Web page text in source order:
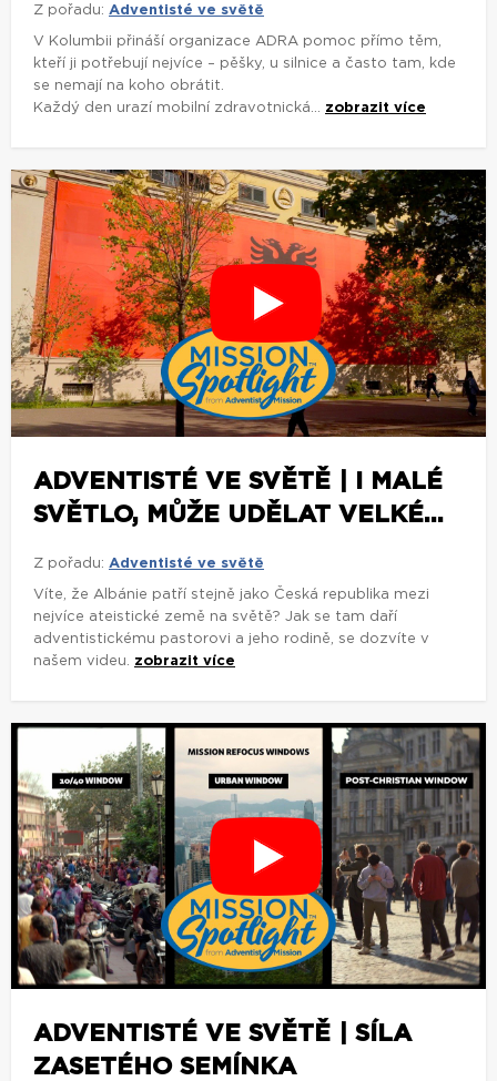
Z pořadu: Adventisté ve světě
V Kolumbii přináší organizace ADRA pomoc přímo těm,
kteří ji potřebují nejvíce – pěšky, u silnice a často tam, kde
se nemají na koho obrátit.
Každý den urazí mobilní zdravotnická... zobrazit více
ADVENTISTÉ VE SVĚTĚ | I MALÉ
SVĚTLO, MŮŽE UDĚLAT VELKÉ...
Z pořadu: Adventisté ve světě
Víte, že Albánie patří stejně jako Česká republika mezi
nejvíce ateistické země na světě? Jak se tam daří
adventistickému pastorovi a jeho rodině, se dozvíte v
našem videu. zobrazit více
ADVENTISTÉ VE SVĚTĚ | SÍLA
ZASETÉHO SEMÍNKA